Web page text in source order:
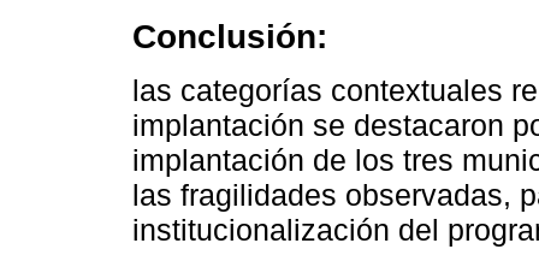
Conclusión:
las categorías contextuales
implantación se destacaron
implantación de los tres
las fragilidades observadas,
institucionalización del